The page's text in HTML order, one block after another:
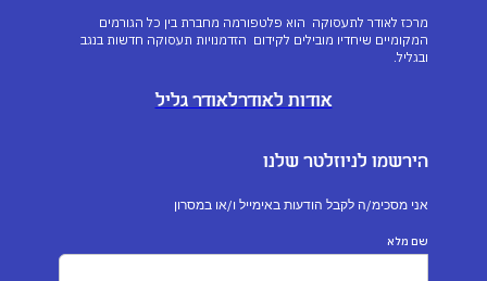
מרכז לאודר לתעסוקה הוא פלטפורמה מחברת בין כל הגורמים
המקומיים שיחדיו מובילים לקידום הזדמנויות תעסוקה חדשות בנגב
ובגליל.
אודות לאודרלאודר גליל
הירשמו לניוזלטר שלנו
אני מסכימ/ה לקבל הודעות באימייל ו/או במסרון
שם מלא